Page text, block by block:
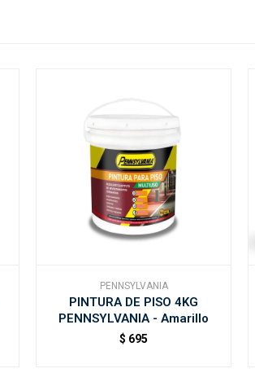
PENNSYLVANIA
PINTURA DE PISO 4KG
PENNSYLVANIA - Amarillo
$ 695